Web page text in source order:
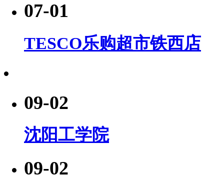
07-01
TESCO乐购超市铁西店
09-02
沈阳工学院
09-02